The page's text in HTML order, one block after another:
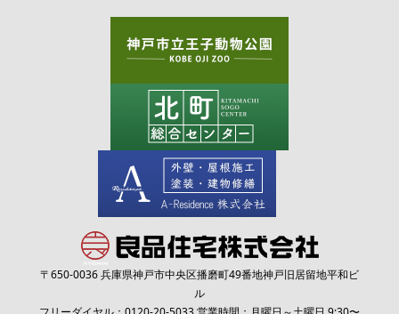
〒650-0036 兵庫県神戸市中央区播磨町49番地神戸旧居留地平和ビ
ル